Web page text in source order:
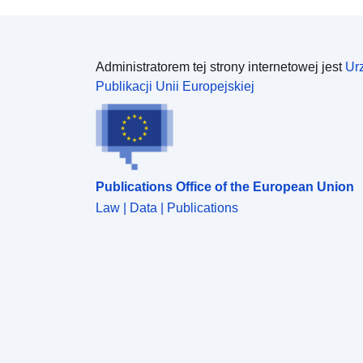
Administratorem tej strony internetowej jest
Publikacji Unii Europejskiej
Publications Office of the European Union
Law | Data | Publications